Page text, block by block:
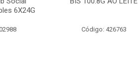
6X24G
Código: 426763